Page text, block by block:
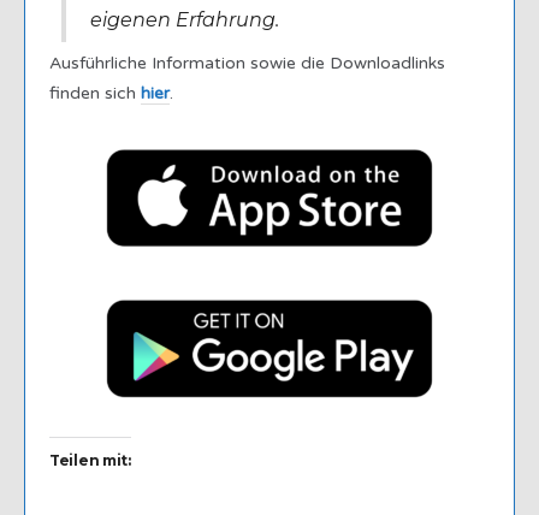
eigenen Erfahrung.
Ausführliche Information sowie die Downloadlinks
finden sich hier.
Teilen mit: